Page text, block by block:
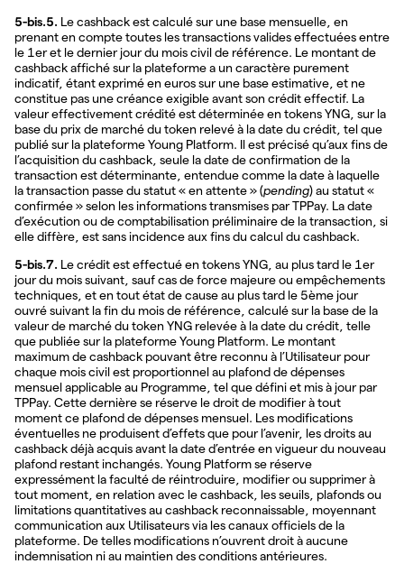
5-bis.5. Le cashback est calculé sur une base mensuelle, en
prenant en compte toutes les transactions valides effectuées entre
le 1er et le dernier jour du mois civil de référence. Le montant de
cashback affiché sur la plateforme a un caractère purement
indicatif, étant exprimé en euros sur une base estimative, et ne
constitue pas une créance exigible avant son crédit effectif. La
valeur effectivement crédité est déterminée en tokens YNG, sur la
base du prix de marché du token relevé à la date du crédit, tel que
publié sur la plateforme Young Platform. Il est précisé qu’aux fins de
l’acquisition du cashback, seule la date de confirmation de la
transaction est déterminante, entendue comme la date à laquelle
la transaction passe du statut « en attente » (pending) au statut «
confirmée » selon les informations transmises par TPPay. La date
d’exécution ou de comptabilisation préliminaire de la transaction, si
elle diffère, est sans incidence aux fins du calcul du cashback.
5-bis.7. Le crédit est effectué en tokens YNG, au plus tard le 1er
jour du mois suivant, sauf cas de force majeure ou empêchements
techniques, et en tout état de cause au plus tard le 5ème jour
ouvré suivant la fin du mois de référence, calculé sur la base de la
valeur de marché du token YNG relevée à la date du crédit, telle
que publiée sur la plateforme Young Platform. Le montant
maximum de cashback pouvant être reconnu à l’Utilisateur pour
chaque mois civil est proportionnel au plafond de dépenses
mensuel applicable au Programme, tel que défini et mis à jour par
TPPay. Cette dernière se réserve le droit de modifier à tout
moment ce plafond de dépenses mensuel. Les modifications
éventuelles ne produisent d’effets que pour l’avenir, les droits au
cashback déjà acquis avant la date d’entrée en vigueur du nouveau
plafond restant inchangés. Young Platform se réserve
expressément la faculté de réintroduire, modifier ou supprimer à
tout moment, en relation avec le cashback, les seuils, plafonds ou
limitations quantitatives au cashback reconnaissable, moyennant
communication aux Utilisateurs via les canaux officiels de la
plateforme. De telles modifications n’ouvrent droit à aucune
indemnisation ni au maintien des conditions antérieures.